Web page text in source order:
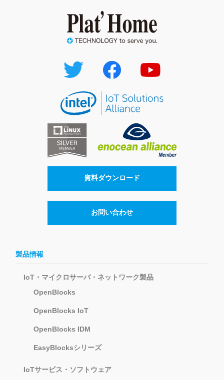
資料ダウンロード
お問い合わせ
製品情報
IoT・マイクロサーバ・ネットワーク製品
OpenBlocks
OpenBlocks IoT
OpenBlocks IDM
EasyBlocksシリーズ
IoTサービス・ソフトウェア